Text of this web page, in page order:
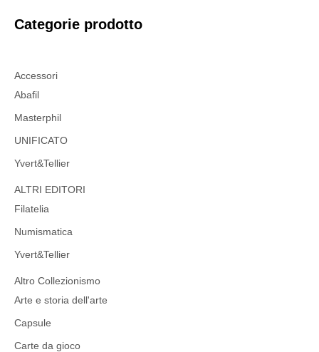
Categorie prodotto
Accessori
Abafil
Masterphil
UNIFICATO
Yvert&Tellier
ALTRI EDITORI
Filatelia
Numismatica
Yvert&Tellier
Altro Collezionismo
Arte e storia dell'arte
Capsule
Carte da gioco